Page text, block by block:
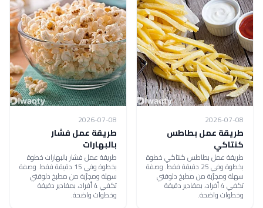
2026-07-08
طريقة عمل بطاطس
كنتاكي
طريقة عمل بطاطس كنتاكي خطوة
بخطوة وفي 25 دقيقة فقط. وصفة
سهلة ومجرّبة من مطبخ دلوقتي
تكفي 4 أفراد، بمقادير دقيقة
وخطوات واضحة.
2026-07-08
طريقة عمل فشار
بالبهارات
طريقة عمل فشار بالبهارات خطوة
بخطوة وفي 15 دقيقة فقط. وصفة
سهلة ومجرّبة من مطبخ دلوقتي
تكفي 4 أفراد، بمقادير دقيقة
وخطوات واضحة.